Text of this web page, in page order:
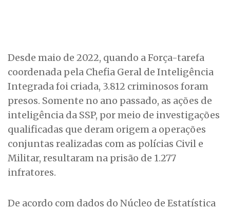
Desde maio de 2022, quando a Força-tarefa
coordenada pela Chefia Geral de Inteligência
Integrada foi criada, 3.812 criminosos foram
presos. Somente no ano passado, as ações de
inteligência da SSP, por meio de investigações
qualificadas que deram origem a operações
conjuntas realizadas com as polícias Civil e
Militar, resultaram na prisão de 1.277
infratores.
De acordo com dados do Núcleo de Estatística